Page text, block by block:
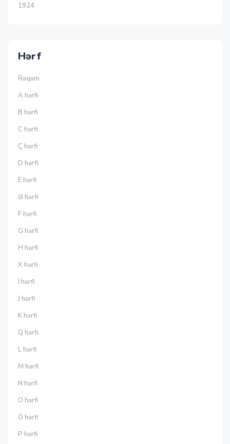
1924
Hərf
Rəqəm
A hərfi
B hərfi
C hərfi
Ç hərfi
D hərfi
E hərfi
Ə hərfi
F hərfi
G hərfi
H hərfi
X hərfi
İ hərfi
J hərfi
K hərfi
Q hərfi
L hərfi
M hərfi
N hərfi
O hərfi
Ö hərfi
P hərfi